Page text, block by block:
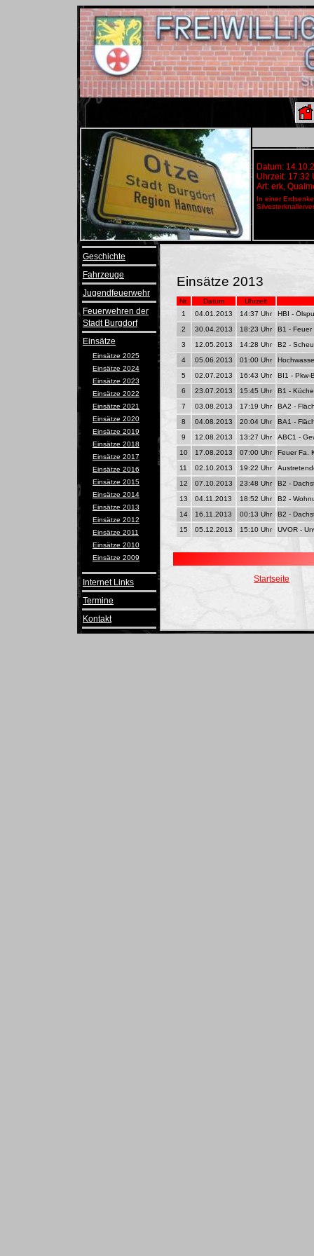
Datum:
Uhrzeit: 17:32
Art: erk,
In einer
Geschichte
Fahrzeuge
Jugendfeuerwehr
Feuerwehren der
Stadt Burgdorf
Einsätze
Einsätze 2025
Einsätze 2024
Einsätze 2023
Einsätze 2022
Einsätze 2021
Einsätze 2020
Einsätze 2019
Einsätze 2018
Einsätze 2017
Einsätze 2016
Einsätze 2015
Einsätze 2014
Einsätze 2013
Einsätze 2012
Einsätze 2011
Einsätze 2010
Einsätze 2009
Internet Links
Termine
Kontakt
Einsätze 2013
Nr. Datum
Uhrzeit
1
04.01.2013 14:37 Uhr
HBI -
2
30.04.2013 18:23 Uhr
B1 - Feuer
3
12.05.2013 14:28 Uhr
B2 -
4
05.06.2013 01:00 Uhr
5
02.07.2013 16:43 Uhr
BI1 - Pkw-
6
23.07.2013 15:45 Uhr
B1 -
7
03.08.2013 17:19 Uhr
BA2 -
8
04.08.2013 20:04 Uhr
BA1 -
9
12.08.2013 13:27 Uhr
ABC1 -
10
17.08.2013 07:00 Uhr
Feuer Fa.
11
02.10.2013 19:22 Uhr
12
07.10.2013 23:48 Uhr
B2 -
13
04.11.2013 18:52 Uhr
B2 -
14
16.11.2013 00:13 Uhr
B2 -
15
05.12.2013 15:10 Uhr UVOR -
Startseite